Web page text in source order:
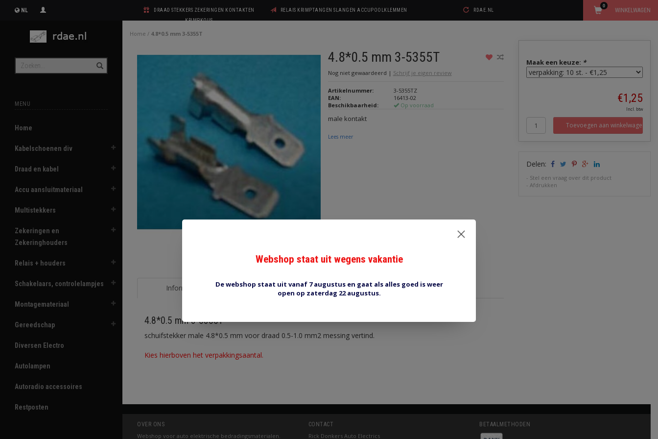
NL
DRAAD STEKKERS ZEKERINGEN KONTAKTEN
KRIMPKOUS
RELAIS KRIMPTANGEN SLANGEN ACCUPOOLKLEMMEN RDAE.NL WINKELWAGEN
0
MENU
Home
Kabelschoenen div
Draad en kabel
Accu aansluitmateriaal
Multistekkers
Zekeringen en
Zekeringhouders
Relais + houders
Schakelaars, controlelampjes
Montagemateriaal
Gereedschap
Diversen Electro
Autolampen
Autoradio accessoires
Restposten
Home / 4.8*0.5 mm 3-5355T
4.8*0.5 mm 3-5355T
Nog niet gewaardeerd | Schrijf je eigen review
Artikelnummer:
3-5355TZ
EAN:
16413-02
Beschikbaarheid:
Op voorraad
male kontakt
Lees meer
Informatie Reviews (0) Tags (0)
4.8*0.5 mm 3-5355T
schuifstekker male 4.8*0.5 mm voor draad 0.5-1.0 mm2 messing vertind.
Kies hierboven het verpakkingsaantal.
Maak een keuze: *
€1,25
Incl. btw
Toevoegen aan winkelwagen
Delen:
- Stel een vraag over dit product
-Afdrukken
OVER ONS
Webshop voor auto elektrische bedradingsmaterialen.
CONTACT
Rick Donkers Auto Electrics
BETAALMETHODEN
Webshop staat uit wegens vakantie
De webshop staat uit vanaf 7 augustus en gaat als alles goed is weer
open op zaterdag 22 augustus.